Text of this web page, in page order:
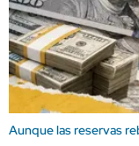
Aunque las reservas